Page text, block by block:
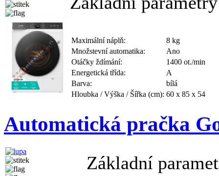
Maximální náplň:
8 kg
Množstevní automatika:
Ano
Otáčky ždímání:
1400 ot./min
Energetická třída:
A
Barva:
bílá
Hloubka / Výška / Šířka (cm): 60 x 85 x 54
Automatická pračka
Základní